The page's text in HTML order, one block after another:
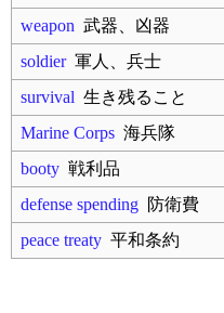
weapon 武器、凶器
soldier軍人、兵士
survival 生き残ること
Marine Corps 海兵隊
booty 戦利品
defense spending 防衛費
peace treaty 平和条約